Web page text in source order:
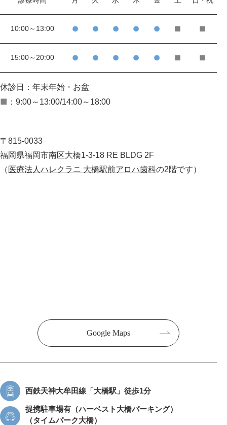
10:00～13:00 ● ● ● ● ● ■ ■
15:00～20:00 ● ● ● ● ● ■ ■
休診日：年末年始・お盆
■ ：9:00～13:00/14:00～18:00
〒815-0033
福岡県福岡市南区大橋1-3-18 RE BLDG 2F
（ 医療法人ハレクラニ 大橋駅前アロハ歯科の2階です）
Google Maps
西鉄天神大牟田線 「大橋駅」徒歩1分
提携駐車場有 （ハーベスト大橋パーキング）
（タイムパーク大橋）